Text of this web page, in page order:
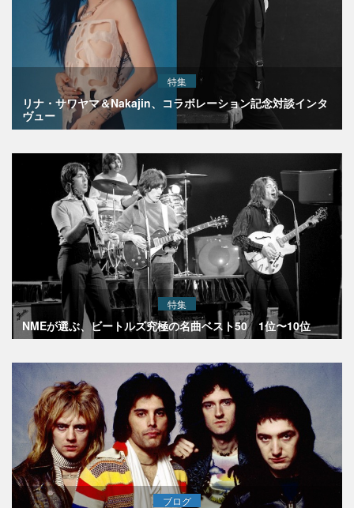
特集
リナ・サワヤマ＆Nakajin、コラボレーション記念対談インタ
ヴュー
特集
NMEが選ぶ、ビートルズ究極の名曲ベスト50 1位〜10位
ブログ